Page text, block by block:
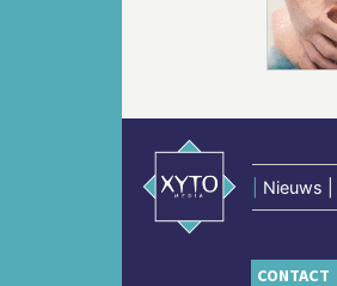
Nieuws
CONTACT